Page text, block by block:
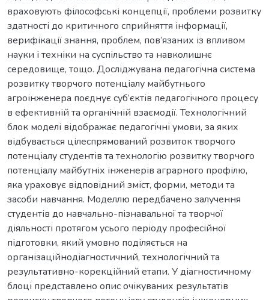
враховують філософські концепції, проблеми розвитку
здатності до критичного сприйняття інформації,
верифікації знання, проблем, пов’язаних із впливом
науки і техніки на суспільство та навколишнє
середовище, тощо. Досліджувана педагогічна система
розвитку творчого потенціалу майбутнього
агроінженера поєднує суб’єктів педагогічного процесу
в ефективній та органічній взаємодії. Технологічний
блок моделі відображає педагогічні умови, за яких
відбувається цілеспрямований розвиток творчого
потенціалу студентів та технологію розвитку творчого
потенціалу майбутніх інженерів аграрного профілю,
яка ураховує відповідний зміст, форми, методи та
засоби навчання. Моделлю передбачено залучення
студентів до навчально-пізнавальної та творчої
діяльності протягом усього періоду професійної
підготовки, який умовно поділяється на
організаційнодіагностичний, технологічний та
результативно-корекційний етапи. У діагностичному
блоці представлено опис очікуваних результатів